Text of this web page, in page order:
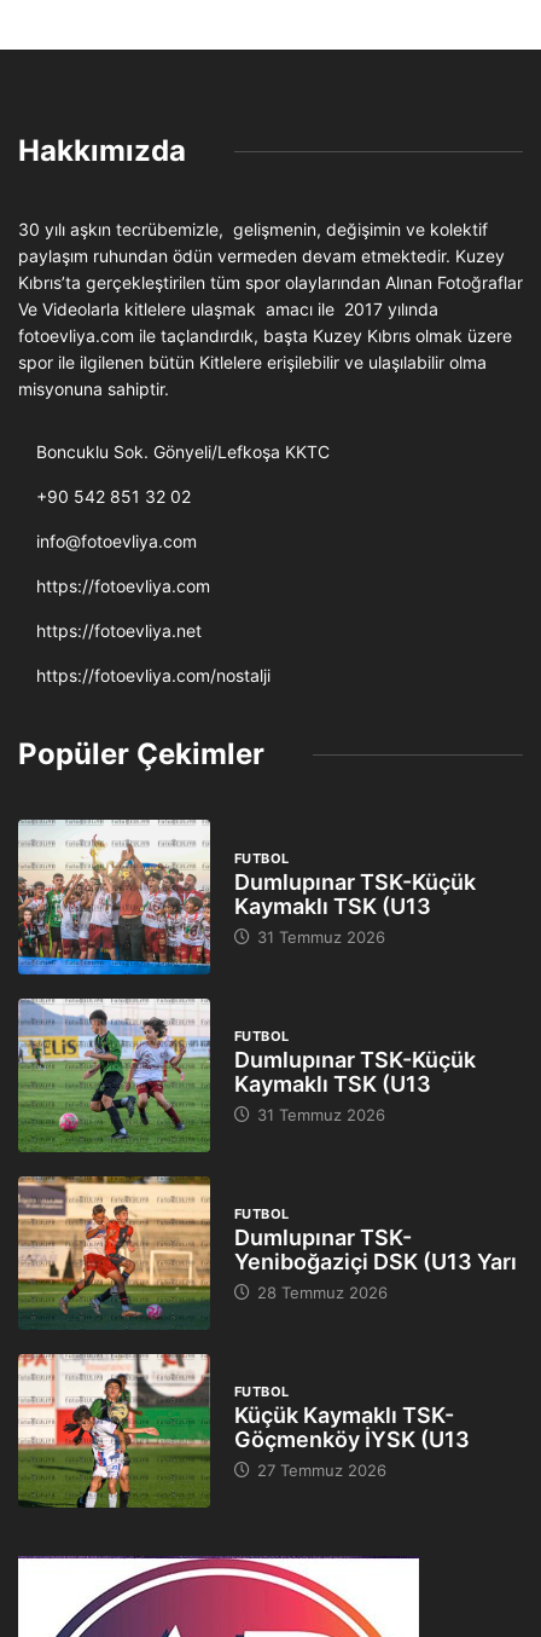
Hakkımızda
30 yılı aşkın tecrübemizle, gelişmenin, değişimin ve kolektif
paylaşım ruhundan ödün vermeden devam etmektedir. Kuzey
Kıbrıs’ta gerçekleştirilen tüm spor olaylarından Alınan Fotoğraflar
Ve Videolarla kitlelere ulaşmak amacı ile 2017 yılında
fotoevliya.com ile taçlandırdık, başta Kuzey Kıbrıs olmak üzere
spor ile ilgilenen bütün Kitlelere erişilebilir ve ulaşılabilir olma
misyonuna sahiptir.
Boncuklu Sok. Gönyeli/Lefkoşa KKTC
+90 542 851 32 02
info@fotoevliya.com
https://fotoevliya.com
https://fotoevliya.net
https://fotoevliya.com/nostalji
Popüler Çekimler
FUTBOL
Dumlupınar TSK-Küçük
Kaymaklı TSK (U13
31 Temmuz 2026
FUTBOL
Dumlupınar TSK-Küçük
Kaymaklı TSK (U13
31 Temmuz 2026
FUTBOL
Dumlupınar TSK-
Yeniboğaziçi DSK (U13 Yarı
28 Temmuz 2026
FUTBOL
Küçük Kaymaklı TSK-
Göçmenköy İYSK (U13
27 Temmuz 2026